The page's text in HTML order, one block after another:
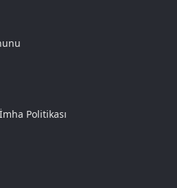
Politikası